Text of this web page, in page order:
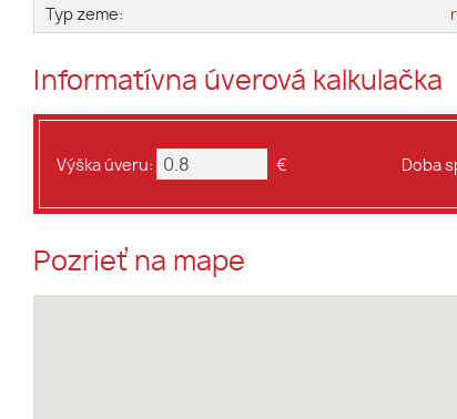
Typ zeme:
Informatívna úverová kalkulačka
Výška úveru: € Doba
Pozrieť na mape